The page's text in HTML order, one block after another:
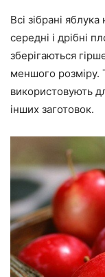
Всі зібрані
середні і дрібні
зберігаються
меншого розміру.
використовують
інших заготовок.